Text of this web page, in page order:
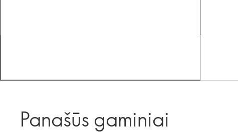
Panašūs gaminiai